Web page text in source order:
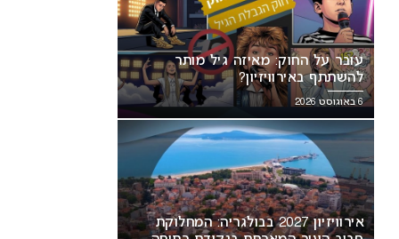
עובר על החוק: מאיזה גיל מותר
להשתתף באירוויזיון?
6 באוגוסט 2026
אירוויזיון 2027 בבולגריה: המחלוקת